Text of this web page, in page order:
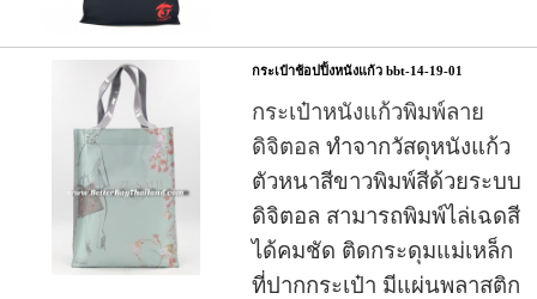
กระเป๋าช้อปปิ้งหนังแก้ว bbt-14-19-01
กระเป๋าหนังแก้วพิมพ์ลาย
ดิจิตอล ทำจากวัสดุหนังแก้ว
ตัวหนาสีขาวพิมพ์สีด้วยระบบ
ดิจิตอล สามารถพิมพ์ไล่เฉดสี
ได้คมชัด ติดกระดุมแม่เหล็ก
ที่ปากกระเป๋า มีแผ่นพลาสติก